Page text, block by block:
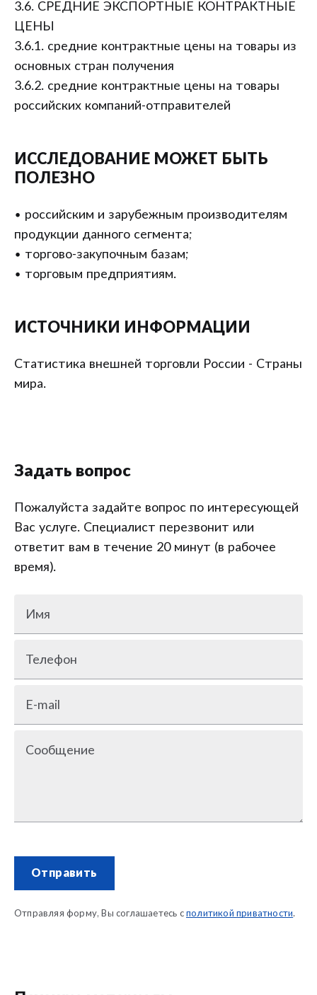
3.6. СРЕДНИЕ ЭКСПОРТНЫЕ КОНТРАКТНЫЕ
ЦЕНЫ
3.6.1. средние контрактные цены на товары из
основных стран получения
3.6.2. средние контрактные цены на товары
российских компаний-отправителей
ИССЛЕДОВАНИЕ МОЖЕТ БЫТЬ
ПОЛЕЗНО
• российским и зарубежным производителям
продукции данного сегмента;
• торгово-закупочным базам;
• торговым предприятиям.
ИСТОЧНИКИ ИНФОРМАЦИИ
Статистика внешней торговли России - Страны
мира.
Задать вопрос
Пожалуйста задайте вопрос по интересующей
Вас услуге. Специалист перезвонит или
ответит вам в течение 20 минут (в рабочее
время).
Имя
Телефон
E-mail
Сообщение
Отправить
Отправляя форму, Вы соглашаетесь с политикой приватности.